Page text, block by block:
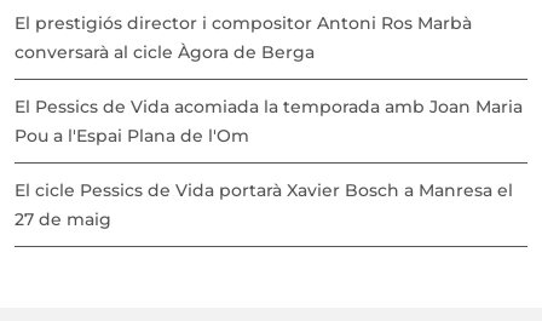
El prestigiós director i compositor Antoni Ros Marbà
conversarà al cicle Àgora de Berga
El Pessics de Vida acomiada la temporada amb Joan Maria
Pou a l'Espai Plana de l'Om
El cicle Pessics de Vida portarà Xavier Bosch a Manresa el
27 de maig